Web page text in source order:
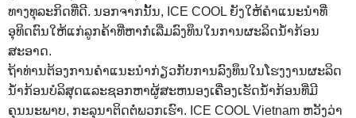
ທາງທຸລະກິດທີ່ດີ. ນອກຈາກນັ້ນ, ICE COOL ຍັງໃຫ້ຄໍາແນະນໍາທີ່
ອຸທິດຕົນໃຫ້ແກ່ລູກຄ້າທີ່ຫາກໍ່ເລີ່ມລົງທຶນໃນການຜະລິດນ້ໍາກ້ອນ
ສະອາດ.
ຖ້າທ່ານຕ້ອງການຄໍາແນະນໍາກ່ຽວກັບການລົງທຶນໃນໂຮງງານຜະລິດ
ນໍ້າກ້ອນບໍລິສຸດແລະຊອກຫາຜູ້ສະຫນອງເຄື່ອງເຮັດນໍ້າກ້ອນທີ່ມີ
ຄຸນນະພາບ, ກະລຸນາຕິດຕໍ່ພວກເຮົາ. ICE COOL Vietnam ຫວັງ​ວ່າ​